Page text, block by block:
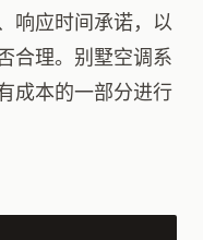
响应时间承诺，以
合理。别墅空调系
成本的一部分进行